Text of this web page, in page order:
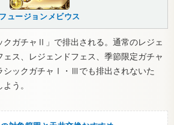
フュージョンメビウス
クガチャⅡ」で排出される。通常のレジェ
ェス、レジェンドフェス、季節限定ガチャ
シックガチャⅠ・Ⅲでも排出されないた
う。